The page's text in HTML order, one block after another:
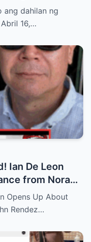
Passing of a
ang dahilan ng
16,…
Ian De Leon
from Nora
of Causing
Opens Up About
Rendez…